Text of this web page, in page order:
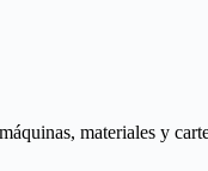
materiales y